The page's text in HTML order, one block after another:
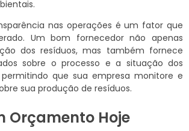
nas operações é um fator que
Um bom fornecedor não apenas
dos resíduos, mas também fornece
sobre o processo e a situação dos
permitindo que sua empresa monitore e
sua produção de resíduos.
Orçamento Hoje